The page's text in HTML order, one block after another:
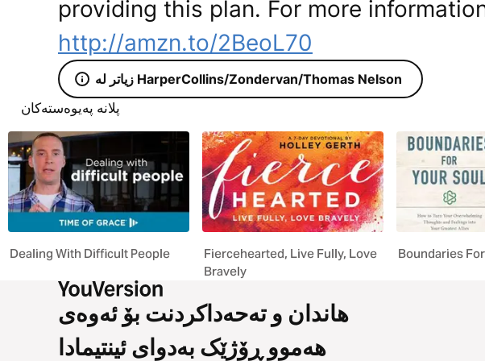
providing this plan. For more
http://amzn.to/2BeoL70
زیاتر لە HarperCollins/Zondervan/Thomas Nelson
پلانە پەیوەستەکان
Dealing With Difficult People
Fiercehearted, Live Fully, Love
Bravely
Boundaries
هاندان و تەحەداکردنت بۆ ئەوەی
هەموو ڕۆژێک بەدوای ئینتیمادا